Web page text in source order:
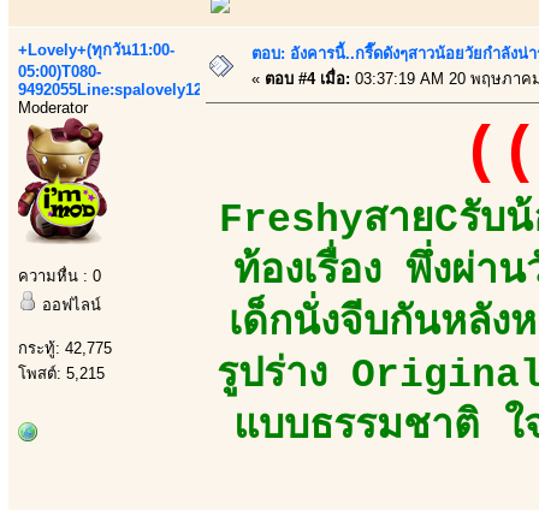
+Lovely+(ทุกวัน11:00-
05:00)T080-
9492055Line:spalovely123
Moderator
ความหื่น : 0
ออฟไลน์
กระทู้: 42,775
โพสต์: 5,215
ตอบ: อังคารนี้..กรี๊ดดังๆสาวน้อยวัยกำลัง
« ตอบ #4 เมื่อ: 03:37:19 AM 20 พฤษภาค
FreshyสายCรับ
ท้องเรื่อง พึ่งผ่า
เด็กนั่งจีบกันหลัง
รูปร่าง
แบบธรรมชาติ ใ